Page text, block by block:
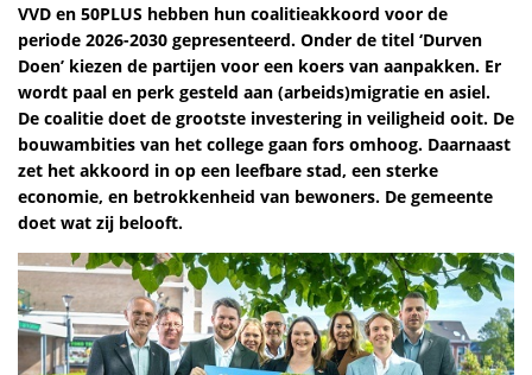
VVD en 50PLUS hebben hun coalitieakkoord voor de
periode 2026-2030 gepresenteerd. Onder de titel ‘Durven
Doen’ kiezen de partijen voor een koers van aanpakken. Er
wordt paal en perk gesteld aan (arbeids)migratie en asiel.
De coalitie doet de grootste investering in veiligheid ooit. De
bouwambities van het college gaan fors omhoog. Daarnaast
zet het akkoord in op een leefbare stad, een sterke
economie, en betrokkenheid van bewoners. De gemeente
doet wat zij belooft.